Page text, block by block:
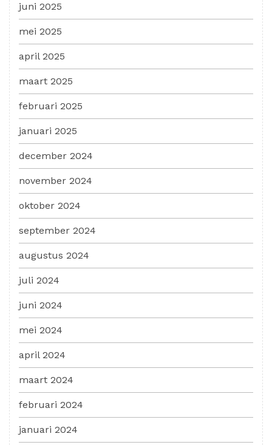
juni 2025
mei 2025
april 2025
maart 2025
februari 2025
januari 2025
december 2024
november 2024
oktober 2024
september 2024
augustus 2024
juli 2024
juni 2024
mei 2024
april 2024
maart 2024
februari 2024
januari 2024